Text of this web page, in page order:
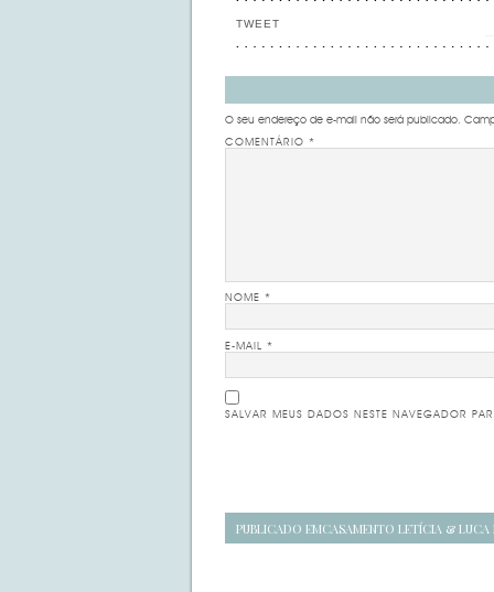
TWEET
O seu endereço de e-mail não será publicado.
COMENTÁRIO *
NOME *
E-MAIL *
SALVAR MEUS DADOS NESTE NAVEGADOR
Navegação
PUBLICADO EMCASAMENTO LETÍCIA & LUCA